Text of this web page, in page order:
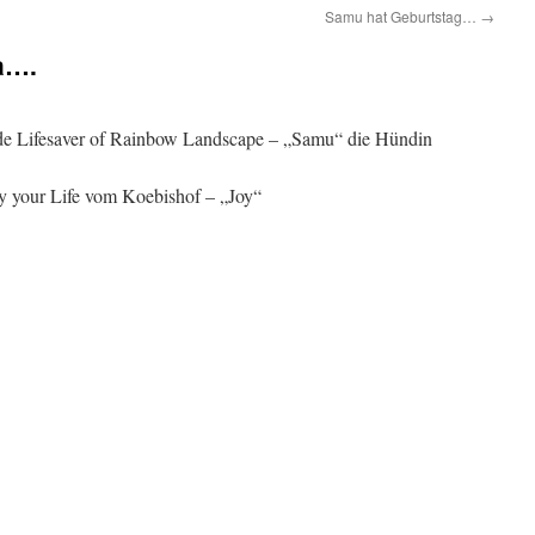
Samu hat Geburtstag… →
Lifesaver of Rainbow Landscape – „Samu“ die Hündin
your Life vom Koebishof – „Joy“